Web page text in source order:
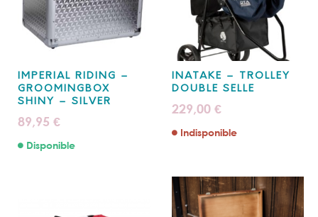
IMPERIAL RIDING –
GROOMINGBOX
SHINY – SILVER
89,95 €
Disponible
INATAKE – TROLLEY
DOUBLE SELLE
229,00 €
Indisponible